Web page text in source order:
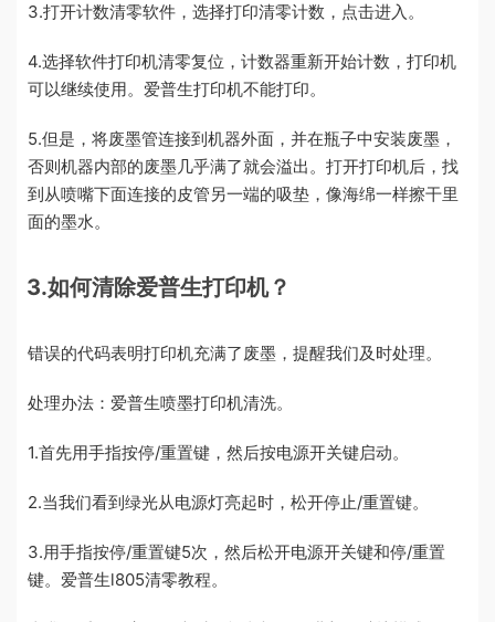
3.打开计数清零软件，选择打印清零计数，点击进入。
4.选择软件打印机清零复位，计数器重新开始计数，打印机
可以继续使用。爱普生打印机不能打印。
5.但是，将废墨管连接到机器外面，并在瓶子中安装废墨，
否则机器内部的废墨几乎满了就会溢出。打开打印机后，找
到从喷嘴下面连接的皮管另一端的吸垫，像海绵一样擦干里
面的墨水。
3.如何清除爱普生打印机？
错误的代码表明打印机充满了废墨，提醒我们及时处理。
处理办法：爱普生喷墨打印机清洗。
1.首先用手指按停/重置键，然后按电源开关键启动。
2.当我们看到绿光从电源灯亮起时，松开停止/重置键。
3.用手指按停/重置键5次，然后松开电源开关键和停/重置
键。爱普生l805清零教程。